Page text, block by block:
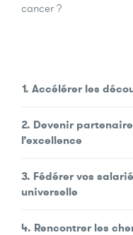
cancer ?
1. Accélérer les
2. Devenir
l’excellence
3. Fédérer vos
universelle
4. Rencontrer les